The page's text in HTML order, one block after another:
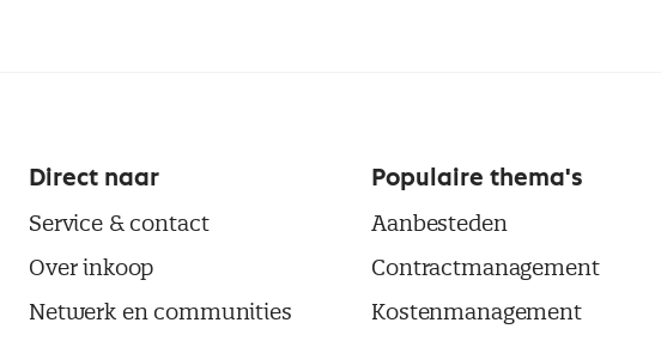
Direct naar
Service & contact
Over inkoop
Netwerk en communities
Populaire thema's
Aanbesteden
Contractmanagement
Kostenmanagement